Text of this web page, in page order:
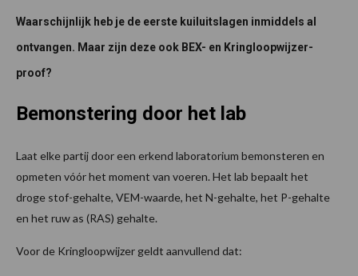
Waarschijnlijk heb je de eerste kuiluitslagen inmiddels al
ontvangen. Maar zijn deze ook BEX- en Kringloopwijzer-
proof?
Bemonstering door het lab
Laat elke partij door een erkend laboratorium bemonsteren en
opmeten vóór het moment van voeren. Het lab bepaalt het
droge stof-gehalte, VEM-waarde, het N-gehalte, het P-gehalte
en het ruw as (RAS) gehalte.
Voor de Kringloopwijzer geldt aanvullend dat: